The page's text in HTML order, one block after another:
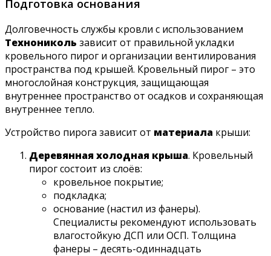
Подготовка основания
Долговечность службы кровли с использованием
Технониколь зависит от правильной укладки
кровельного пирог и организации вентилирования
пространства под крышей. Кровельный пирог – это
многослойная конструкция, защищающая
внутреннее пространство от осадков и сохраняющая
внутреннее тепло.
Устройство пирога зависит от материала крыши:
Деревянная холодная крыша. Кровельный
пирог состоит из слоёв:
кровельное покрытие;
подкладка;
основание (настил из фанеры).
Специалисты рекомендуют использовать
влагостойкую ДСП или ОСП. Толщина
фанеры – десять-одиннадцать